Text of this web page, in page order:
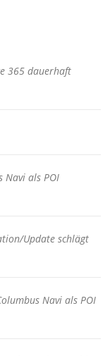
365 dauerhaft
Navi als POI
Update schlägt
Navi als POI